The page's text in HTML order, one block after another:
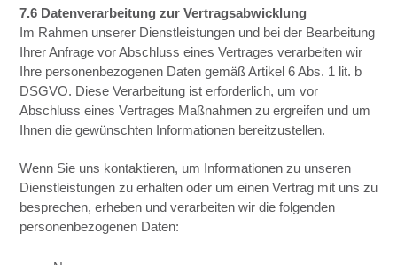
7.6 Datenverarbeitung zur Vertragsabwicklung
Im Rahmen unserer Dienstleistungen und bei der Bearbeitung
Ihrer Anfrage vor Abschluss eines Vertrages verarbeiten wir
Ihre personenbezogenen Daten gemäß Artikel 6 Abs. 1 lit. b
DSGVO. Diese Verarbeitung ist erforderlich, um vor
Abschluss eines Vertrages Maßnahmen zu ergreifen und um
Ihnen die gewünschten Informationen bereitzustellen.
Wenn Sie uns kontaktieren, um Informationen zu unseren
Dienstleistungen zu erhalten oder um einen Vertrag mit uns zu
besprechen, erheben und verarbeiten wir die folgenden
personenbezogenen Daten: